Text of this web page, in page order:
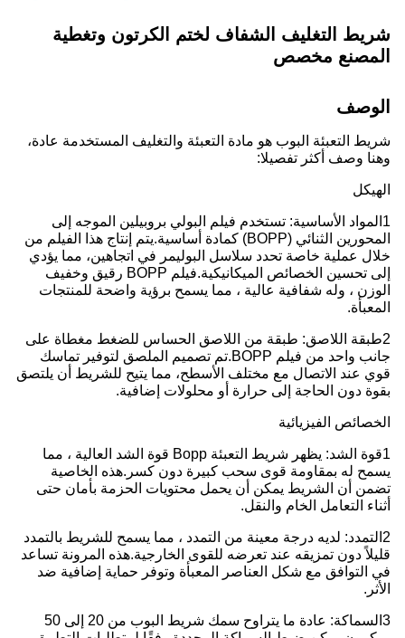
شريط التغليف الشفاف لختم الكرتون وتغطية
المصنع مخصص
الوصف
شريط التعبئة البوب هو مادة التعبئة والتغليف المستخدمة عادة،
وهنا وصف أكثر تفصيلا:
الهيكل
1المواد الأساسية: تستخدم فيلم البولي بروبيلين الموجه إلى
المحورين الثنائي (BOPP) كمادة أساسية.
يتم إنتاج هذا الفيلم من
خلال عملية خاصة تحدد سلاسل البوليمر في اتجاهين، مما يؤدي
إلى تحسين الخصائص الميكانيكية.
فيلم BOPP رقيق وخفيف
الوزن ، وله شفافية عالية ، مما يسمح برؤية واضحة للمنتجات
المعبأة.
2طبقة اللاصق: طبقة من اللاصق الحساس للضغط مغطاة على
جانب واحد من فيلم BOPP.
تم تصميم الملصق لتوفير تماسك
قوي عند الاتصال مع مختلف الأسطح، مما يتيح للشريط أن يلتصق
بقوة دون الحاجة إلى حرارة أو محلولات إضافية.
الخصائص الفيزيائية
1قوة الشد: يظهر شريط التعبئة Bopp قوة الشد العالية ، مما
يسمح له بمقاومة قوى سحب كبيرة دون كسر.هذه الخاصية
تضمن أن الشريط يمكن أن يحمل محتويات الحزمة بأمان حتى
أثناء التعامل الخام والنقل.
2التمدد: لديه درجة معينة من التمدد ، مما يسمح للشريط بالتمدد
قليلاً دون تمزيقه عند تعرضه للقوى الخارجية.هذه المرونة تساعد
في التوافق مع شكل العناصر المعبأة وتوفر حماية إضافية ضد
الأثر.
3السماكة: عادة ما يتراوح سمك شريط البوب من 20 إلى 50